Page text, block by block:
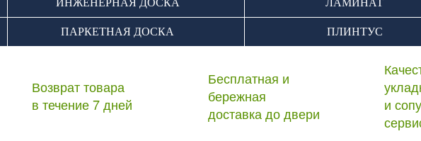
ИНЖЕНЕРНАЯ ДОСКА ЛАМИНАТ
ПАРКЕТНАЯ ДОСКА ПЛИНТУС
Возврат товара
в течение 7 дней
Бесплатная и
бережная
доставка до двери
и